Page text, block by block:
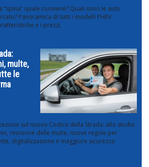
quale conviene? Quali sono le auto
Panoramica di tutti i modelli PHEV
e i prezzi.
multe,
le
sul nuovo Codice della Strada: allo studio
revisione delle multe, nuove regole per
digitalizzazione e maggiore sicurezza